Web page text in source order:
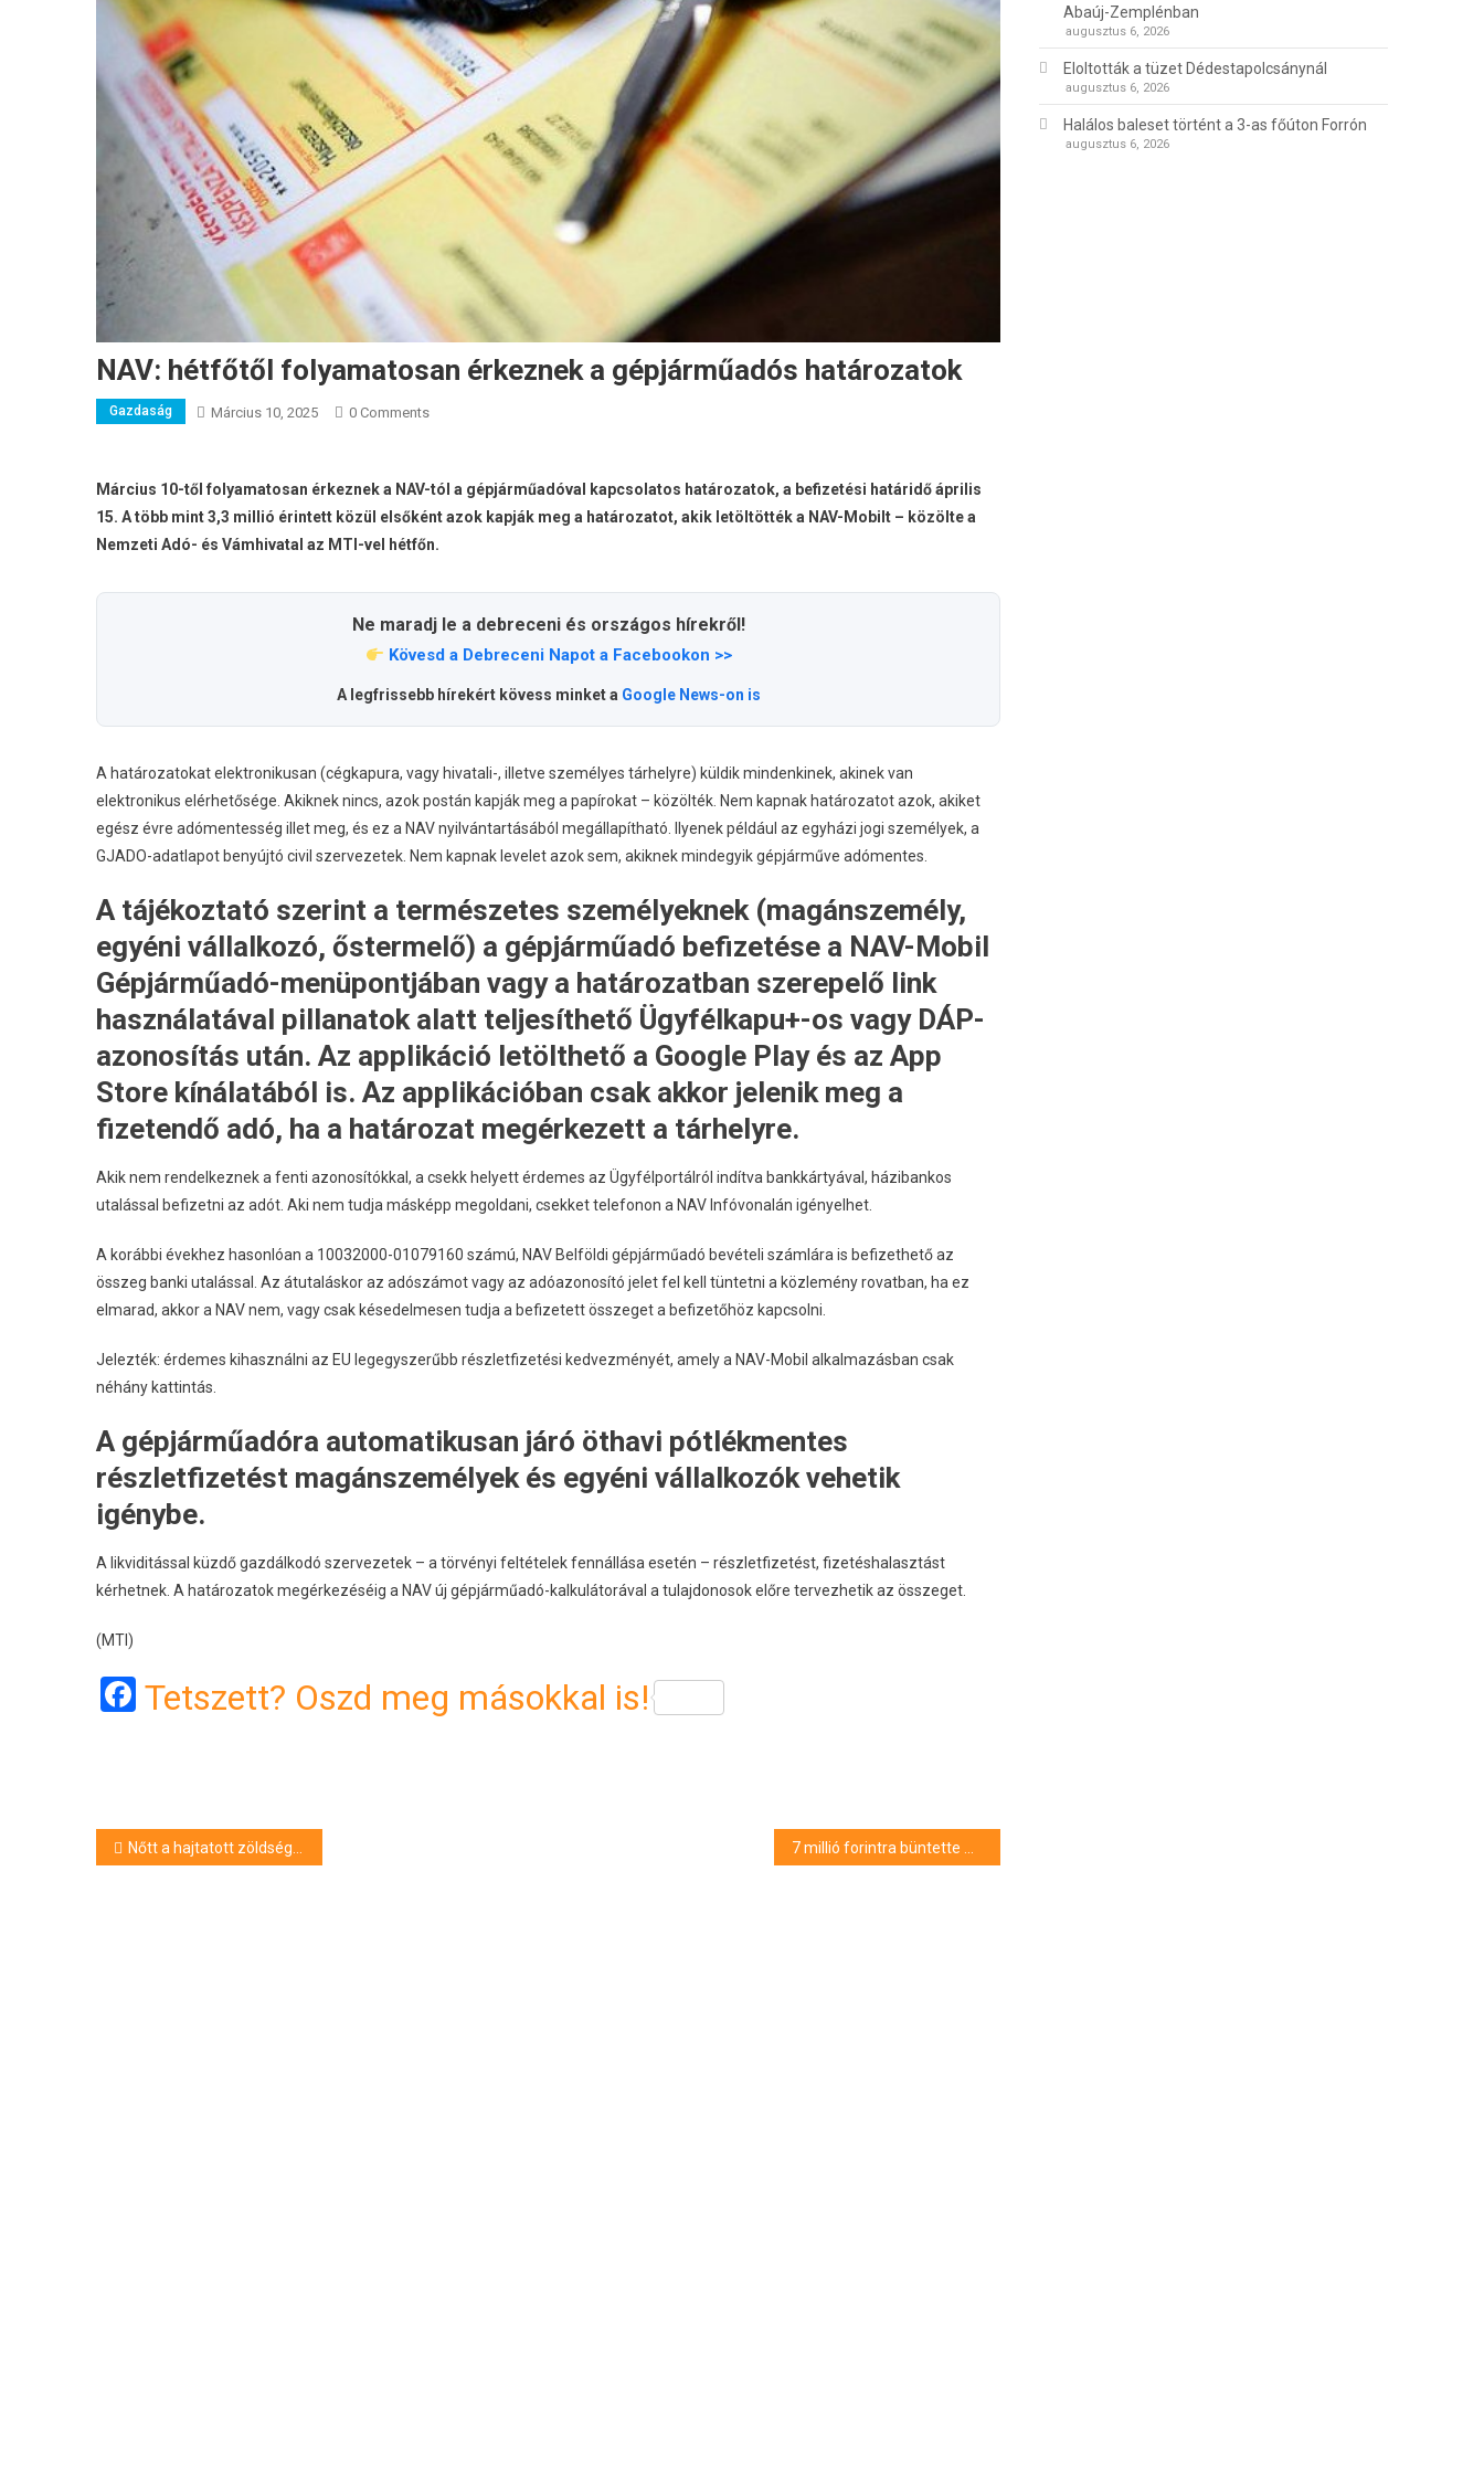
NAV: hétfőtől folyamatosan érkeznek a gépjárműadós határozatok
Gazdaság Március 10, 2025 0 Comments
Március 10-től folyamatosan érkeznek a NAV-tól a gépjárműadóval kapcsolatos határozatok, a befizetési határidő április
15. A több mint 3,3 millió érintett közül elsőként azok kapják meg a határozatot, akik letöltötték a NAV-Mobilt – közölte a
Nemzeti Adó- és Vámhivatal az MTI-vel hétfőn.
Ne maradj le a debreceni és országos hírekről!
Kövesd a Debreceni Napot a Facebookon >>
A legfrissebb hírekért kövess minket a Google News-on is
A határozatokat elektronikusan (cégkapura, vagy hivatali-, illetve személyes tárhelyre) küldik mindenkinek, akinek van
elektronikus elérhetősége. Akiknek nincs, azok postán kapják meg a papírokat – közölték. Nem kapnak határozatot azok, akiket
egész évre adómentesség illet meg, és ez a NAV nyilvántartásából megállapítható. Ilyenek például az egyházi jogi személyek, a
GJADO-adatlapot benyújtó civil szervezetek. Nem kapnak levelet azok sem, akiknek mindegyik gépjárműve adómentes.
A tájékoztató szerint a természetes személyeknek (magánszemély,
egyéni vállalkozó, őstermelő) a gépjárműadó befizetése a NAV-Mobil
Gépjárműadó-menüpontjában vagy a határozatban szerepelő link
használatával pillanatok alatt teljesíthető Ügyfélkapu+-os vagy DÁP-
azonosítás után. Az applikáció letölthető a Google Play és az App
Store kínálatából is. Az applikációban csak akkor jelenik meg a
fizetendő adó, ha a határozat megérkezett a tárhelyre.
Akik nem rendelkeznek a fenti azonosítókkal, a csekk helyett érdemes az Ügyfélportálról indítva bankkártyával, házibankos
utalással befizetni az adót. Aki nem tudja másképp megoldani, csekket telefonon a NAV Infóvonalán igényelhet.
A korábbi évekhez hasonlóan a 10032000-01079160 számú, NAV Belföldi gépjárműadó bevételi számlára is befizethető az
összeg banki utalással. Az átutaláskor az adószámot vagy az adóazonosító jelet fel kell tüntetni a közlemény rovatban, ha ez
elmarad, akkor a NAV nem, vagy csak késedelmesen tudja a befizetett összeget a befizetőhöz kapcsolni.
Jelezték: érdemes kihasználni az EU legegyszerűbb részletfizetési kedvezményét, amely a NAV-Mobil alkalmazásban csak
néhány kattintás.
A gépjárműadóra automatikusan járó öthavi pótlékmentes
részletfizetést magánszemélyek és egyéni vállalkozók vehetik
igénybe.
A likviditással küzdő gazdálkodó szervezetek – a törvényi feltételek fennállása esetén – részletfizetést, fizetéshalasztást
kérhetnek. A határozatok megérkezéséig a NAV új gépjárműadó-kalkulátorával a tulajdonosok előre tervezhetik az összeget.
(MTI)
Facebook
Tetszett? Oszd meg másokkal is!
Bejegyzés
Nőtt a hajtatott zöldségtermesztés versenyképessége
Abaúj-Zemplénban
augusztus 6, 2026
Eloltották a tüzet Dédestapolcsánynál
augusztus 6, 2026
Halálos baleset történt a 3-as főúton Forrón
augusztus 6, 2026